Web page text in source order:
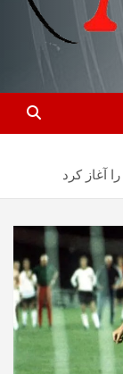
آغاز کرد